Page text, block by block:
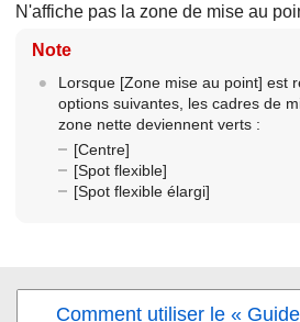
N'affiche pas la zone de mise au
Note
Lorsque [Zone mise au point] est
options suivantes, les cadres de
zone nette deviennent verts :
[Centre]
[Spot flexible]
[Spot flexible élargi]
Comment utiliser le «